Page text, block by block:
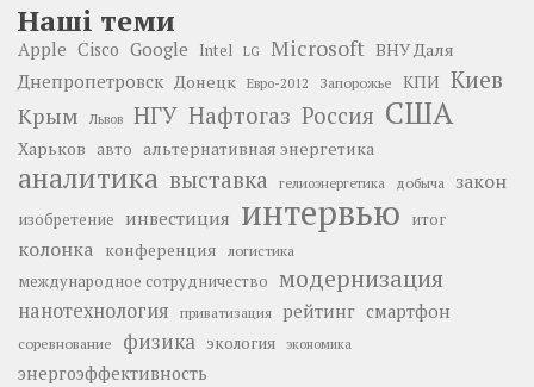
Наші теми
Apple Cisco Google Intel LG Microsoft ВНУ Даля
Днепропетровск Донецк Евро-2012 Запорожье КПИ Киев
Крым Львов НГУ Нафтогаз Россия США
Харьков авто альтернативная энергетика
аналитика выставка гелиоэнергетика добыча закон
изобретение инвестиция интервью итог
колонка конференция логистика
международное сотрудничество модернизация
нанотехнология приватизация рейтинг смартфон
соревнование физика экология экономика
энергоэффективность